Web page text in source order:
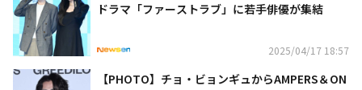
ドラマ「ファーストラブ」に若手俳優が集結
2025/04/17 18:57
【PHOTO】チョ・ビョンギュからAMPERS＆ON